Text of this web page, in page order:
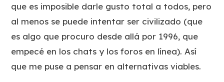
que es imposible darle gusto total a todos, pero
al menos se puede intentar ser civilizado (que
es algo que procuro desde allá por 1996, que
empecé en los chats y los foros en línea). Así
que me puse a pensar en alternativas viables.